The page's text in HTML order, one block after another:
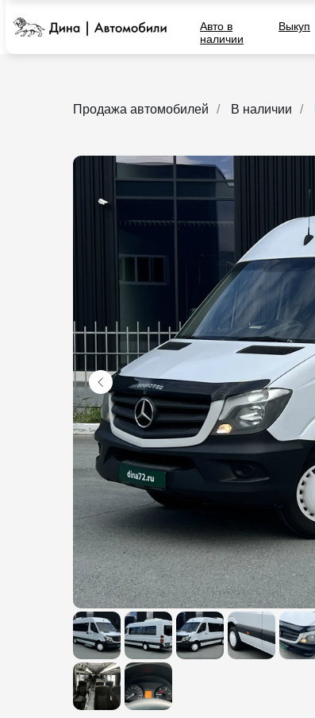
Авто в
наличии
Выкуп
Продажа автомобилей / В наличии /